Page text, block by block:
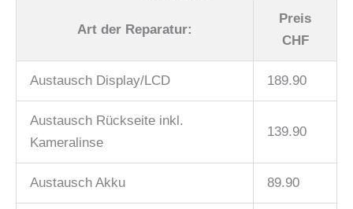
Art der Reparatur:
Preis
CHF
Austausch Display/LCD 189.90
Austausch Rückseite inkl.
Kameralinse
139.90
Austausch Akku 89.90